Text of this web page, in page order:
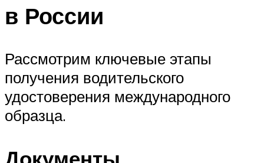
в России
Рассмотрим ключевые этапы
получения водительского
удостоверения международного
образца.